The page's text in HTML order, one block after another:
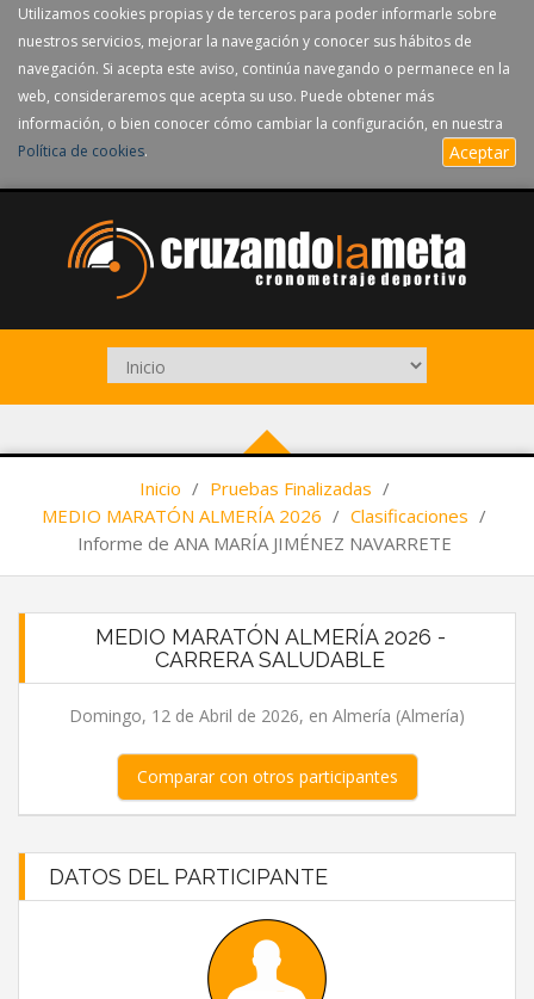
Utilizamos cookies propias y de terceros para poder informarle sobre
nuestros servicios, mejorar la navegación y conocer sus hábitos de
navegación. Si acepta este aviso, continúa navegando o permanece en la
web, consideraremos que acepta su uso. Puede obtener más
información, o bien conocer cómo cambiar la configuración, en nuestra
Política de cookies. Aceptar
Inicio / Pruebas Finalizadas /
MEDIO MARATÓN ALMERÍA 2026 / Clasificaciones /
Informe de ANA MARÍA JIMÉNEZ NAVARRETE
MEDIO MARATÓN ALMERÍA 2026 -
CARRERA SALUDABLE
Domingo, 12 de Abril de 2026, en Almería (Almería)
Comparar con otros participantes
DATOS DEL PARTICIPANTE